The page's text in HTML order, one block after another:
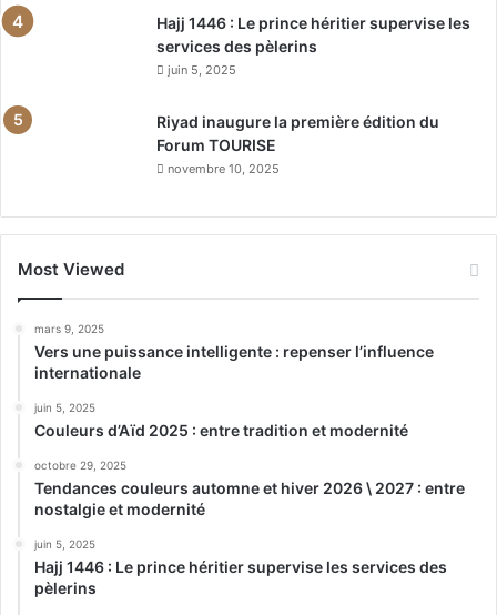
Hajj 1446 : Le prince héritier supervise les
services des pèlerins
juin 5, 2025
Riyad inaugure la première édition du
Forum TOURISE
novembre 10, 2025
Most Viewed
mars 9, 2025
Vers une puissance intelligente : repenser l’influence
internationale
juin 5, 2025
Couleurs d’Aïd 2025 : entre tradition et modernité
octobre 29, 2025
Tendances couleurs automne et hiver 2026 \ 2027 : entre
nostalgie et modernité
juin 5, 2025
Hajj 1446 : Le prince héritier supervise les services des
pèlerins